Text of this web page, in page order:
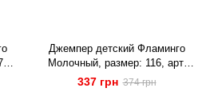
Джемпер детский Фламинго
Молочный, размер: 116, арт.
817-803
337 грн 374 грн